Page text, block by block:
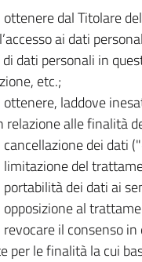
dal Titolare
ai dati
dati personali in
etc.;
laddove
relazione alle finalità
dei dati
del
dei dati ai
al
il consenso
per le finalità la cui